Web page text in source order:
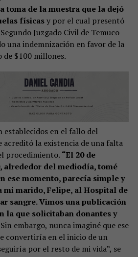
toma de la muestra que la dejó
físicasy por el cual presentó
Juzgado Civil de Temuco
una indemnización en favor de la
$100 millones.
establecidos en el fallo del
acreditó la existencia de una falta
procedimiento. “El 20 de
alrededor del mediodía, tomé
ese momento, parecía simple y
mi marido, Felipe, al Hospital de
sangre. Vimos una publicación
la que solicitaban donantes y
embargo, nunca imaginé que ese
convertiría en el inicio de un
por el resto de mi vida”, se